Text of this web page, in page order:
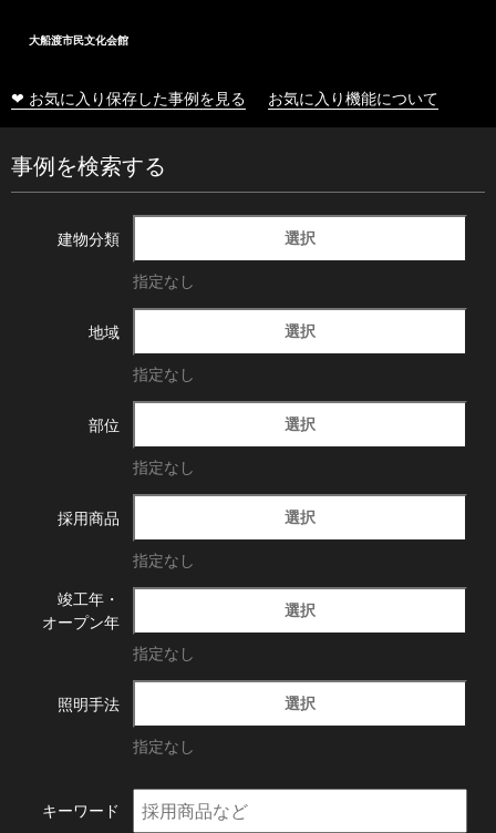
大船渡市民文化会館
❤ お気に入り保存した事例を見る お気に入り機能について
事例を検索する
建物分類 選択
指定なし
地域 選択
指定なし
部位 選択
指定なし
採用商品 選択
指定なし
竣工年・
オープン年
選択
指定なし
照明手法 選択
指定なし
キーワード